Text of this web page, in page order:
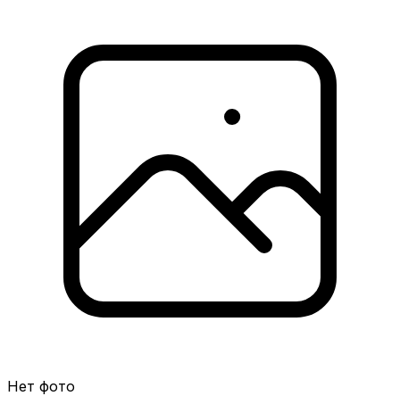
Нет фото